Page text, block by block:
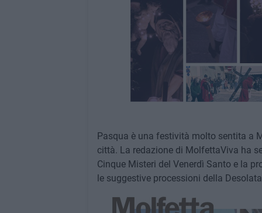
Pasqua è una festività molto sentita a
città. La redazione di MolfettaViva ha
Cinque Misteri del Venerdì Santo e la
le suggestive processioni della